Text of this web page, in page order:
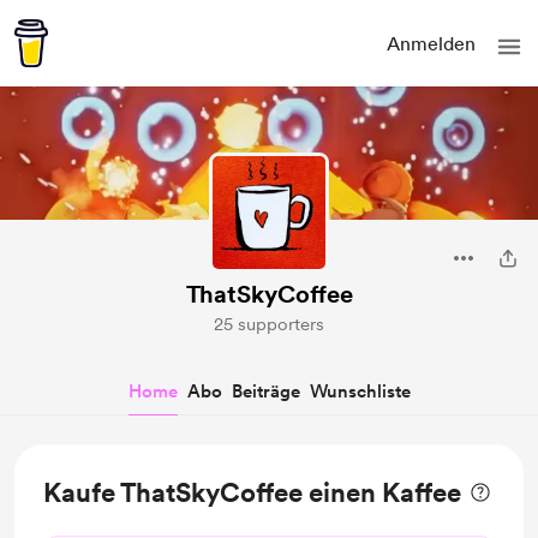
Anmelden
ThatSkyCoffee
25 supporters
Home Abo Beiträge Wunschliste
Kaufe ThatSkyCoffee einen Kaffee